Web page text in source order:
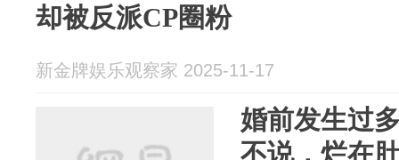
却被反派CP圈粉
新金牌娱乐观察家 2025-11-17
婚前发生过
不说，烂在